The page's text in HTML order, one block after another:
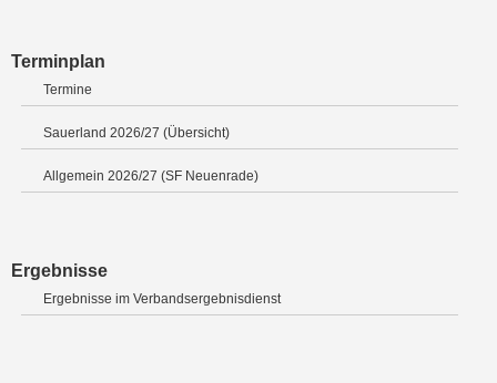
Terminplan
Termine
Sauerland 2026/27 (Übersicht)
Allgemein 2026/27 (SF Neuenrade)
Ergebnisse
Ergebnisse im Verbandsergebnisdienst